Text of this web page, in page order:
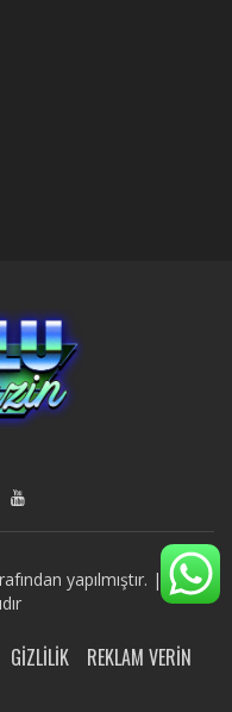
yapılmıştır. | Tüm
GIZLILIK
REKLAM VERIN